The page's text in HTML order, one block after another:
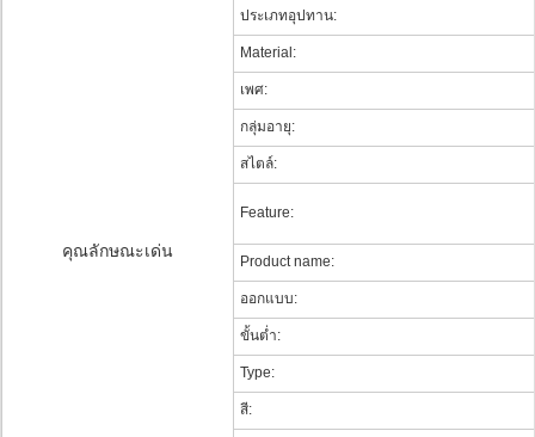
คุณลักษณะเด่น
ประเภทอุปทาน:
Material:
เพศ:
กลุ่มอายุ:
สไตล์:
Feature:
Product name:
ออกแบบ:
ขั้นต่ำ:
Type:
สี: